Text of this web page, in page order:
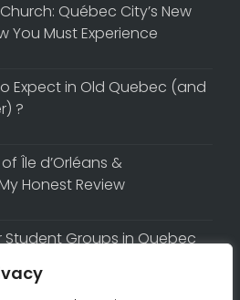
Québec City’s New
You Must Experience
Expect in Old Quebec (and
?
Île d’Orléans &
Honest Review
Student Groups in Quebec